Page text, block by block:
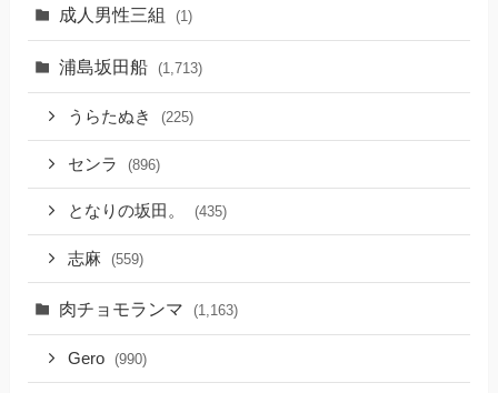
成人男性三組 (1)
浦島坂田船 (1,713)
うらたぬき (225)
センラ (896)
となりの坂田。 (435)
志麻 (559)
肉チョモランマ (1,163)
Gero (990)